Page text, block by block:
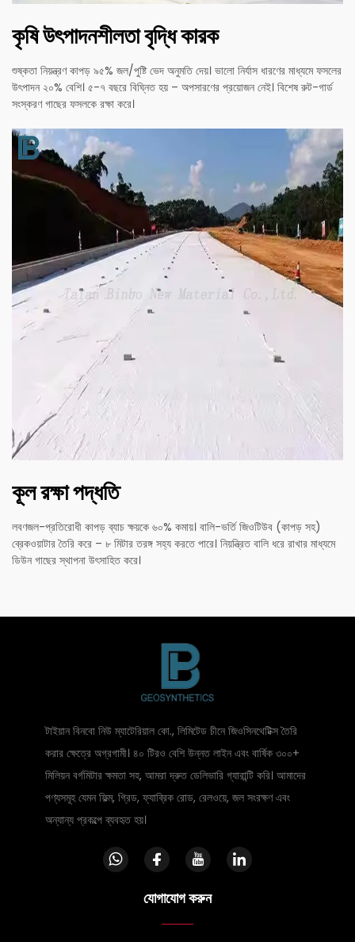
কৃষি উৎপাদনশীলতা বৃদ্ধি কারক
শুষ্কতা নিয়ন্ত্রণ কাপড় ৯৫% জল/পুষ্টি ভেদ অনুমতি দেয়। ভালো নির্যাস ধারণের মাধ্যমে ফসলের
উৎপাদন ২০% বেশি। ৫-৭ বছরে বিঘ্নিত হয় – অপসারণের প্রয়োজন নেই। বিশেষ রুট-গার্ড
সংস্করণ গাছের ফসলকে রক্ষা করে।
কূল রক্ষা পদ্ধতি
লবণজল-প্রতিরোধী কাপড় ব্যাচ ক্ষয়কে ৬০% কমায়। বালি-ভর্তি জিওটিউব (কাপড় সহ)
ব্রেকওয়াটার তৈরি করে – ৮ মিটার তরঙ্গ সহ্য করতে পারে। নিয়ন্ত্রিত বালি ধরে রাখার মাধ্যমে
ডিউন গাছের স্থাপনা উৎসাহিত করে।
টাইয়ান বিনবো নিউ ম্যাটেরিয়াল কো., লিমিটেড চীনে জিওসিনথেটিক্স তৈরি
করার ক্ষেত্রে অগ্রগামী। ৪০ টিরও বেশি উন্নত লাইন এবং বার্ষিক ৩০০+
মিলিয়ন বর্গমিটার ক্ষমতা সহ, আমরা দ্রুত ডেলিভারি গ্যারান্টি করি। আমাদের
পণ্যসমূহ যেমন ফিল্ম, গ্রিড, ফ্যাব্রিক রোড, রেলওয়ে, জল সংরক্ষণ এবং
অন্যান্য প্রকল্পে ব্যবহৃত হয়।
যোগাযোগ করুন